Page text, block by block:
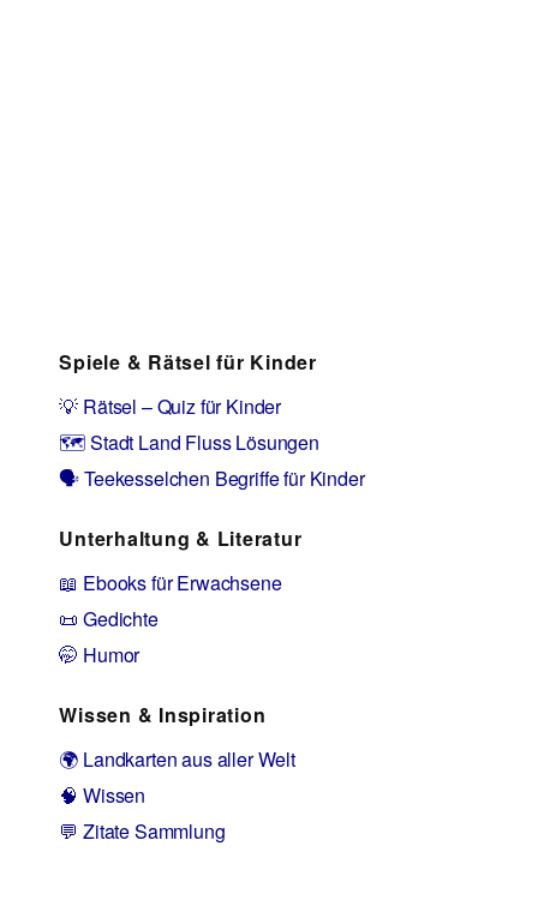
Spiele & Rätsel für Kinder
💡 Rätsel – Quiz für Kinder
🗺️ Stadt Land Fluss Lösungen
🗣️ Teekesselchen Begriffe für Kinder
Unterhaltung & Literatur
📖 Ebooks für Erwachsene
📜 Gedichte
🤭 Humor
Wissen & Inspiration
🌍 Landkarten aus aller Welt
🧠 Wissen
💬 Zitate Sammlung